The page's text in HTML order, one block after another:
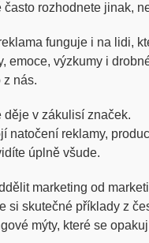
často rozhodnete jinak,
funguje i na lidi,
emoce, výzkumy i
z nás.
děje v zákulisí značek.
natočení reklamy,
úplně všude.
marketing od
si skutečné příklady z
mýty, které se